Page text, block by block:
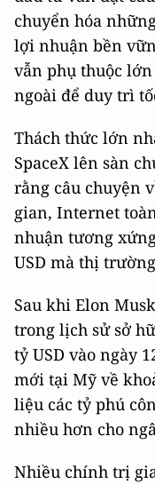
chuyển hóa
lợi nhuận bền
vẫn phụ thuộc
ngoài để duy trì
Thách thức lớn
SpaceX lên sàn
rằng câu chuyện
gian, Internet
nhuận tương
USD mà thị
Sau khi Elon
trong lịch sử sở
tỷ USD vào ngày
mới tại Mỹ về
liệu các tỷ phú
nhiều hơn cho
Nhiều chính trị